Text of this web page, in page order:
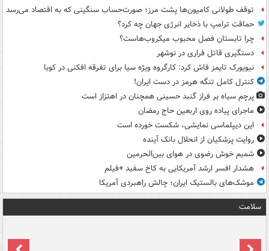
توقف طولانی کامیون‌ها پشت مرز؛ صورت‌حساب سنگینی که به اقتصاد می‌رسد
حماقت ترامپ با ذخایر انرژی جهان چه کرد؟
چرا تابستان فصل محبوب میکروب‌هاست؟
دستگیری قاتل فراری در نوشهر
نیویورک تایمز فاش کرد: کارگروه ویژه سیا برای تفرقه افکنی در کوبا
کنترل کامل تنگه هرمز در دست ایران!
پرچم سیاه بر فراز گنبد حسینی همچنان در اهتزاز است
ماجرای پیاده روی اربعین حاج رمضان
این دیپلماسی نمایشی، شکست خورده است
روایت پزشکیان از انحلال بانک آینده
شمیم خوش رضوی در هوای بین‌الحرمین
هشدار افسر ارشد آمریکایی به کاخ سفید +فیلم
موشک‌های بالستیک ایران؛ چالش راهبردی آمریکا
سلامت